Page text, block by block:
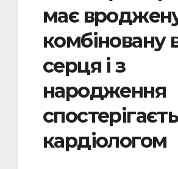
має
комбіновану
серця і з
народження
кардіологом